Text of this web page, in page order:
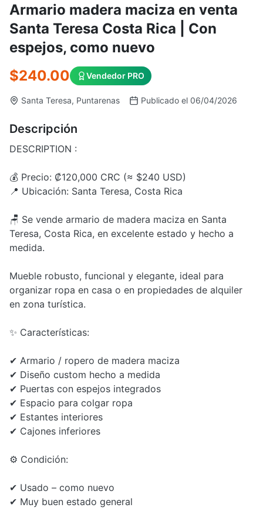
Armario madera maciza en venta
Santa Teresa Costa Rica | Con
espejos, como nuevo
$240.00 Vendedor PRO
Santa Teresa, Puntarenas Publicado el 06/04/2026
Descripción
DESCRIPTION :
💰 Precio: ₡120,000 CRC (≈ $240 USD)
📍 Ubicación: Santa Teresa, Costa Rica
🪑 Se vende armario de madera maciza en Santa
Teresa, Costa Rica, en excelente estado y hecho a
medida.
Mueble robusto, funcional y elegante, ideal para
organizar ropa en casa o en propiedades de alquiler
en zona turística.
✨ Características:
✔ Armario / ropero de madera maciza
✔ Diseño custom hecho a medida
✔ Puertas con espejos integrados
✔ Espacio para colgar ropa
✔ Estantes interiores
✔ Cajones inferiores
⚙️ Condición:
✔ Usado – como nuevo
✔ Muy buen estado general